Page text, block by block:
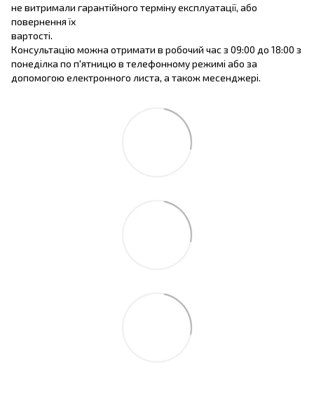
не витримали гарантійного терміну експлуатації, або
повернення їх
вартості.
Консультацію можна отримати в робочий час з 09:00 до 18:00 з
понеділка по п'ятницю в телефонному режимі або за
допомогою електронного листа, а також месенджері.